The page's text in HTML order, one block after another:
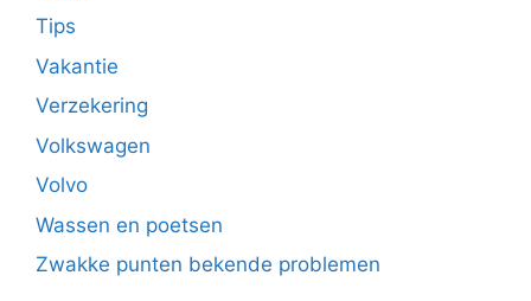
Tips
Vakantie
Verzekering
Volkswagen
Volvo
Wassen en poetsen
Zwakke punten bekende problemen